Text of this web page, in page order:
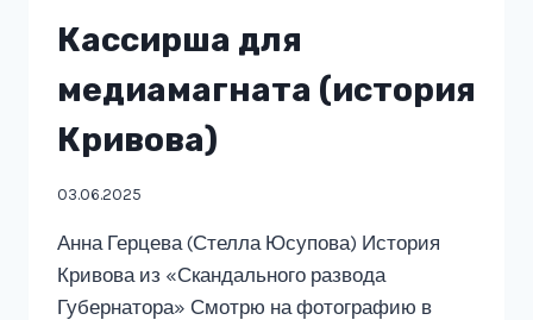
Кассирша для
медиамагната (история
Кривова)
03.06.2025
Анна Герцева (Стелла Юсупова) История
Кривова из «Скандального развода
Губернатора» Смотрю на фотографию в